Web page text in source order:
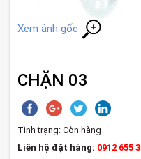
Xem ảnh gốc
CHẶN 03
Tình trạng: Còn hàng
Liên hệ đặt hàng: 0912 655